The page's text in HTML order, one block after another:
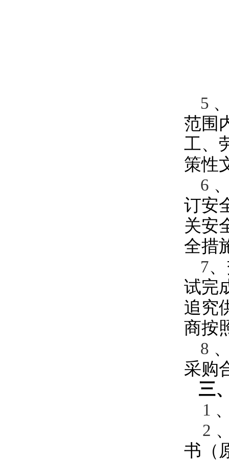
5
范围
工、
策性
6
订安
关安
全措
7
试完
追究
商按
8
采购
三
1
2
书（